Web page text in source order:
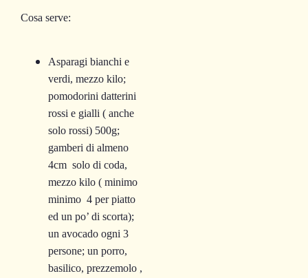
Cosa serve:
Asparagi bianchi e
verdi, mezzo kilo;
pomodorini datterini
rossi e gialli ( anche
solo rossi) 500g;
gamberi di almeno
4cm solo di coda,
mezzo kilo ( minimo
minimo 4 per piatto
ed un po’ di scorta);
un avocado ogni 3
persone; un porro,
basilico, prezzemolo ,